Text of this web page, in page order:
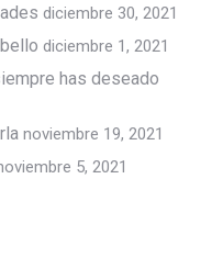
diciembre 30, 2021
diciembre 1, 2021
has deseado
noviembre 19, 2021
5, 2021